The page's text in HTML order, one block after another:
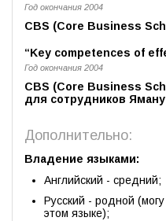
Год окончания 2004
CBS (Core Business
“Key competences of
Год окончания 2004
CBS (Core Business
для сотрудников
Дополнительно:
Владение языками:
Английский - средний;
Русский - родной
этом языке);